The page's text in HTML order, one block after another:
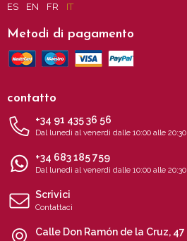
ES EN FR IT
Metodi di pagamento
contatto
+34 91 435 36 56
Dal lunedì al venerdì dalle 10:00 alle 20:30
+34 683 185 759
Dal lunedì al venerdì dalle 10:00 alle 20:30
Scrivici
Contattaci
Calle Don Ramón de la Cruz, 47